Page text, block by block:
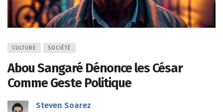
CULTURE SOCIÉTÉ
Abou Sangaré Dénonce les César
Comme Geste Politique
Steven Soarez